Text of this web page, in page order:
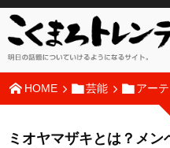
HOME 芸能 アー
ミオヤマザキとは？メ